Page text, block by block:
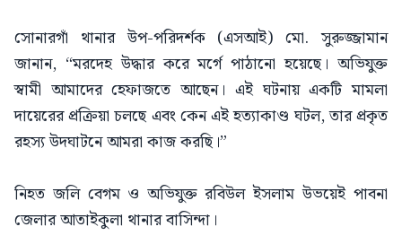
সোনারগাঁ থানার উপ-পরিদর্শক (এসআই) মো. সুরুজ্জামান
জানান, “মরদেহ উদ্ধার করে মর্গে পাঠানো হয়েছে। অভিযুক্ত
স্বামী আমাদের হেফাজতে আছেন। এই ঘটনায় একটি মামলা
দায়েরের প্রক্রিয়া চলছে এবং কেন এই হত্যাকাণ্ড ঘটল, তার প্রকৃত
রহস্য উদঘাটনে আমরা কাজ করছি।”
নিহত জলি বেগম ও অভিযুক্ত রবিউল ইসলাম উভয়েই পাবনা
জেলার আতাইকুলা থানার বাসিন্দা।